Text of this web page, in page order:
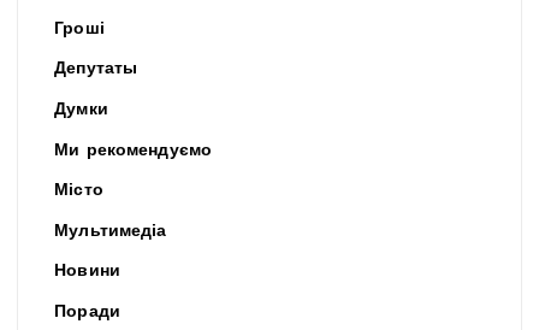
Гроші
Депутаты
Думки
Ми рекомендуємо
Місто
Мультимедіа
Новини
Поради